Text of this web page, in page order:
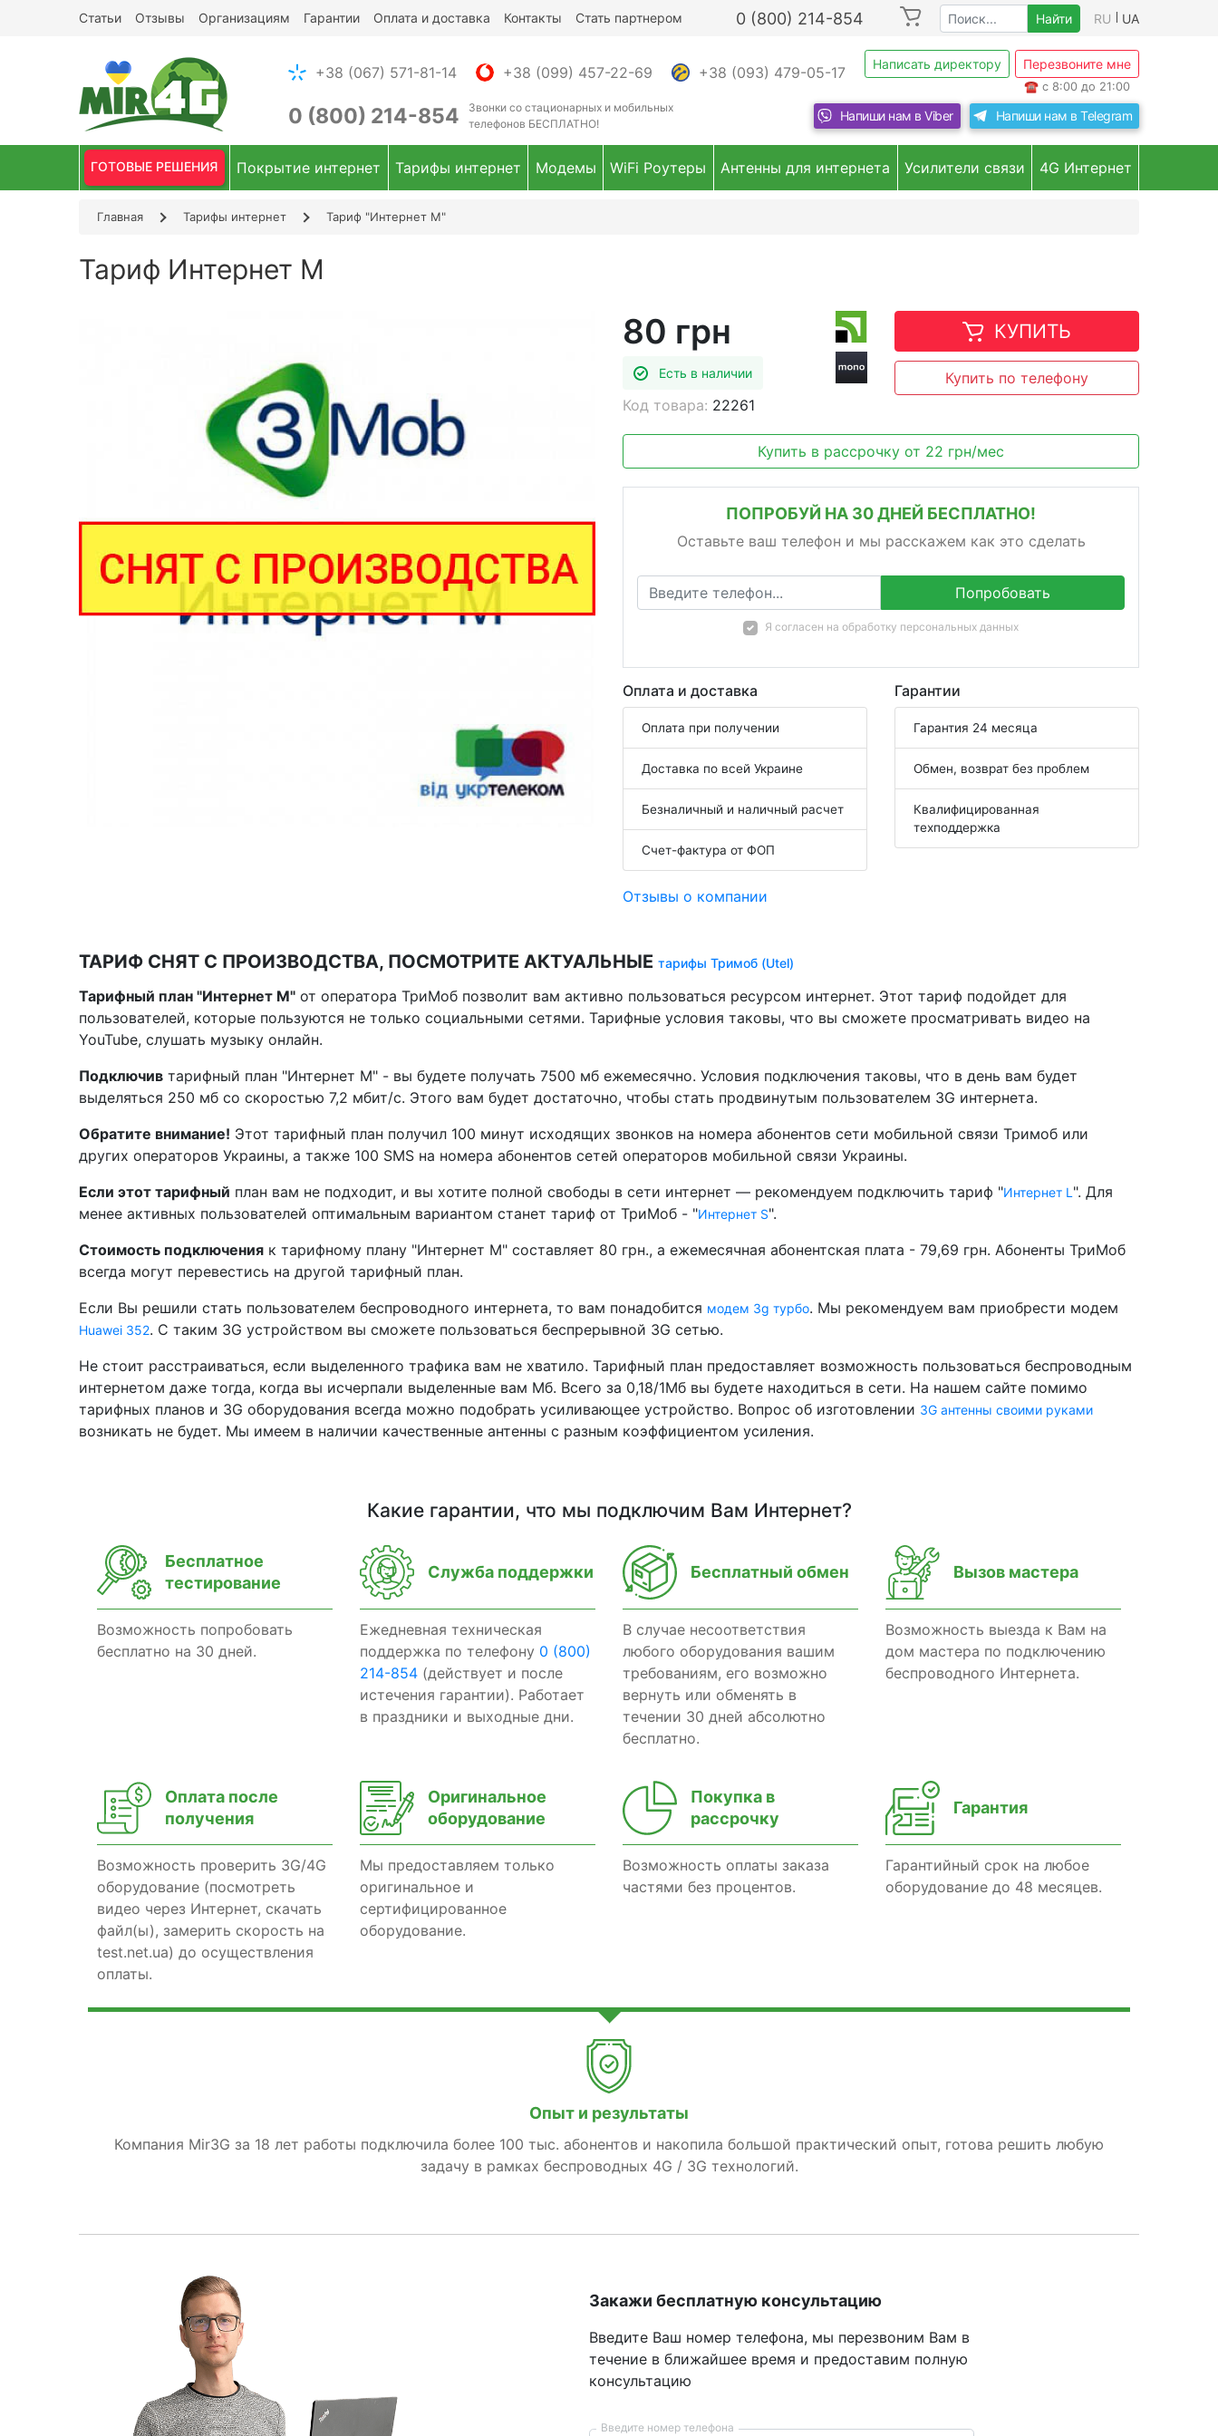
Статьи Отзывы Организациям Гарантии Оплата и доставка Контакты Стать партнером 0 (800) 214-854 Найти RU UA
+38 (067) 571-81-14 +38 (099) 457-22-69 +38 (093) 479-05-17 Написать директору Перезвоните мне
☎ с 8:00 до 21:00
0 (800) 214-854 Звонки со стационарных и мобильных
телефонов БЕСПЛАТНО! Напиши нам в Viber Напиши нам в Telegram
ГОТОВЫЕ РЕШЕНИЯ Покрытие интернет Тарифы интернет Модемы WiFi Роутеры Антенны для интернета Усилители связи 4G Интернет
Главная Тарифы интернет Тариф "Интернет М"
Тариф Интернет М
80 грн
Есть в наличии
Код товара: 22261
КУПИТЬ
Купить по телефону
Купить в рассрочку от 22 грн/мес
ПОПРОБУЙ НА 30 ДНЕЙ БЕСПЛАТНО!
Оставьте ваш телефон и мы расскажем как это сделать
Попробовать
Я согласен на обработку персональных данных
Оплата и доставка
Оплата при получении
Доставка по всей Украине
Безналичный и наличный расчет
Счет-фактура от ФОП
Гарантии
Гарантия 24 месяца
Обмен, возврат без проблем
Квалифицированная
техподдержка
Отзывы о компании
ТАРИФ СНЯТ С ПРОИЗВОДСТВА, ПОСМОТРИТЕ АКТУАЛЬНЫЕ тарифы Тримоб (Utel)
Тарифный план "Интернет М" от оператора ТриМоб позволит вам активно пользоваться ресурсом интернет. Этот тариф подойдет для
пользователей, которые пользуются не только социальными сетями. Тарифные условия таковы, что вы сможете просматривать видео на
YouTube, слушать музыку онлайн.
Подключив тарифный план "Интернет М" - вы будете получать 7500 мб ежемесячно. Условия подключения таковы, что в день вам будет
выделяться 250 мб со скоростью 7,2 мбит/с. Этого вам будет достаточно, чтобы стать продвинутым пользователем 3G интернета.
Обратите внимание! Этот тарифный план получил 100 минут исходящих звонков на номера абонентов сети мобильной связи Тримоб или
других операторов Украины, а также 100 SMS на номера абонентов сетей операторов мобильной связи Украины.
Если этот тарифный план вам не подходит, и вы хотите полной свободы в сети интернет — рекомендуем подключить тариф "Интернет L ". Для
менее активных пользователей оптимальным вариантом станет тариф от ТриМоб - "Интернет S".
Стоимость подключения к тарифному плану "Интернет М" составляет 80 грн., а ежемесячная абонентская плата - 79,69 грн. Абоненты ТриМоб
всегда могут перевестись на другой тарифный план.
Если Вы решили стать пользователем беспроводного интернета, то вам понадобится модем 3g турбо. Мы рекомендуем вам приобрести модем
Huawei 352. С таким 3G устройством вы сможете пользоваться беспрерывной 3G сетью.
Не стоит расстраиваться, если выделенного трафика вам не хватило. Тарифный план предоставляет возможность пользоваться беспроводным
интернетом даже тогда, когда вы исчерпали выделенные вам Мб. Всего за 0,18/1Мб вы будете находиться в сети. На нашем сайте помимо
тарифных планов и 3G оборудования всегда можно подобрать усиливающее устройство. Вопрос об изготовлении 3G антенны своими руками
возникать не будет. Мы имеем в наличии качественные антенны с разным коэффициентом усиления.
Какие гарантии, что мы подключим Вам Интернет?
Бесплатное
тестирование
Возможность попробовать
бесплатно на 30 дней.
Служба поддержки
Ежедневная техническая
поддержка по телефону 0 (800)
214-854 (действует и после
истечения гарантии). Работает
в праздники и выходные дни.
Бесплатный обмен
В случае несоответствия
любого оборудования вашим
требованиям, его возможно
вернуть или обменять в
течении 30 дней абсолютно
бесплатно.
Вызов мастера
Возможность выезда к Вам на
дом мастера по подключению
беспроводного Интернета.
Оплата после
получения
Возможность проверить 3G/4G
оборудование (посмотреть
видео через Интернет, скачать
файл(ы), замерить скорость на
test.net.ua) до осуществления
оплаты.
Оригинальное
оборудование
Мы предоставляем только
оригинальное и
сертифицированное
оборудование.
Покупка в
рассрочку
Возможность оплаты заказа
частями без процентов.
Гарантия
Гарантийный срок на любое
оборудование до 48 месяцев.
Опыт и результаты
Компания Mir3G за 18 лет работы подключила более 100 тыс. абонентов и накопила большой практический опыт, готова решить любую
задачу в рамках беспроводных 4G / 3G технологий.
Закажи бесплатную консультацию
Введите Ваш номер телефона, мы перезвоним Вам в
течение в ближайшее время и предоставим полную
консультацию
Введите номер телефона